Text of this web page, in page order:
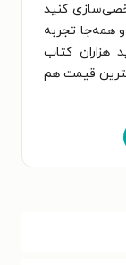
کنید
همه‌جا تجربه
هزاران کتاب
قیمت هم